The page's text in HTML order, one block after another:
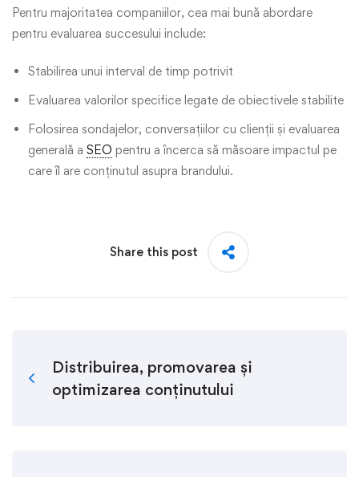
Pentru majoritatea companiilor, cea mai bună abordare
pentru evaluarea succesului include:
Stabilirea unui interval de timp potrivit
Evaluarea valorilor specifice legate de obiectivele stabilite
Folosirea sondajelor, conversațiilor cu clienții și evaluarea
generală a SEO pentru a încerca să măsoare impactul pe
care îl are conținutul asupra brandului.
Share this post
Distribuirea, promovarea și
optimizarea conținutului